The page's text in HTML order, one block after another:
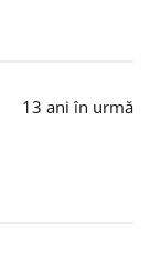
13 ani în urmă